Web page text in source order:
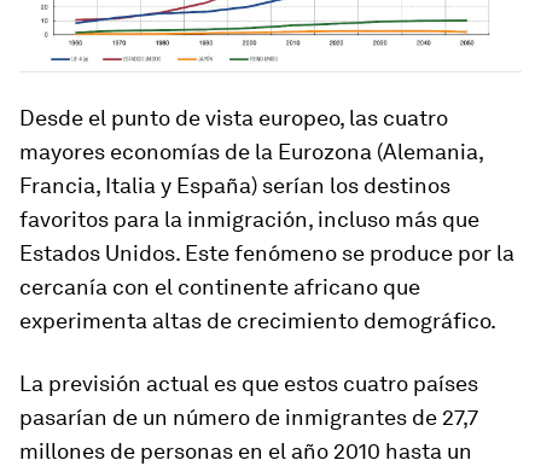
Desde el punto de vista europeo, las cuatro
mayores economías de la Eurozona (Alemania,
Francia, Italia y España) serían los destinos
favoritos para la inmigración, incluso más que
Estados Unidos. Este fenómeno se produce por la
cercanía con el continente africano que
experimenta altas de crecimiento demográfico.
La previsión actual es que estos cuatro países
pasarían de un número de inmigrantes de 27,7
millones de personas en el año 2010 hasta un